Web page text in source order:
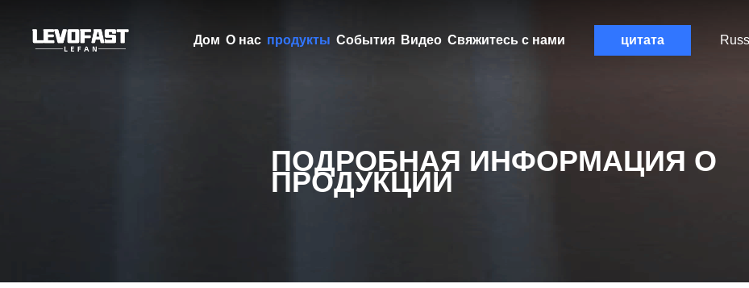
Дом О нас продукты События Видео Свяжитесь с нами цитата
ПОДРОБНАЯ ИНФОРМАЦИЯ О
ПРОДУКЦИИ